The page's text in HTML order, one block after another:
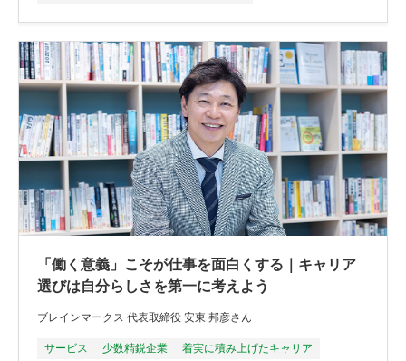
「働く意義」こそが仕事を面白くする｜キャリア
選びは自分らしさを第一に考えよう
ブレインマークス 代表取締役 安東 邦彦さん
サービス 少数精鋭企業 着実に積み上げたキャリア